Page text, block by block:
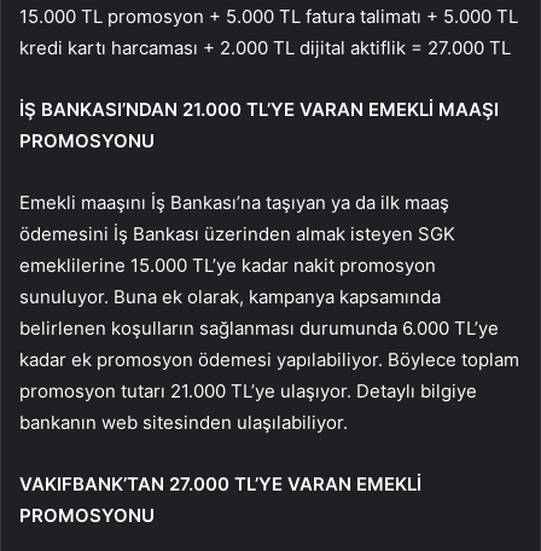
15.000 TL promosyon + 5.000 TL fatura talimatı + 5.000 TL
kredi kartı harcaması + 2.000 TL dijital aktiflik = 27.000 TL
İŞ BANKASI’NDAN 21.000 TL’YE VARAN EMEKLİ MAAŞI
PROMOSYONU
Emekli maaşını İş Bankası’na taşıyan ya da ilk maaş
ödemesini İş Bankası üzerinden almak isteyen SGK
emeklilerine 15.000 TL’ye kadar nakit promosyon
sunuluyor. Buna ek olarak, kampanya kapsamında
belirlenen koşulların sağlanması durumunda 6.000 TL’ye
kadar ek promosyon ödemesi yapılabiliyor. Böylece toplam
promosyon tutarı 21.000 TL’ye ulaşıyor. Detaylı bilgiye
bankanın web sitesinden ulaşılabiliyor.
VAKIFBANK’TAN 27.000 TL’YE VARAN EMEKLİ
PROMOSYONU